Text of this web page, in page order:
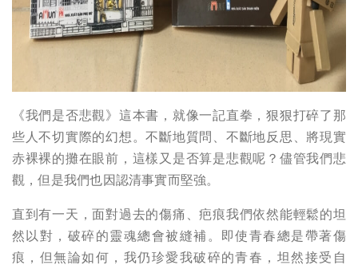
《我們是否悲觀》這本書，就像一記直拳，狠狠打碎了那
些人不切實際的幻想。不斷地質問、不斷地反思、將現實
赤裸裸的攤在眼前，這樣又是否算是悲觀呢？儘管我們悲
觀，但是我們也因認清事實而堅強。
直到有一天，面對過去的傷痛、疤痕我們依然能輕鬆的坦
然以對，破碎的靈魂總會被縫補。即使青春總是帶著傷
痕，但無論如何，我仍珍愛我破碎的青春，坦然接受自